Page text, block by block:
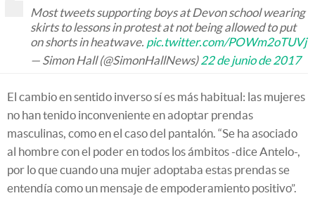
Most tweets supporting boys at Devon school wearing
skirts to lessons in protest at not being allowed to put
on shorts in heatwave. pic.twitter.com/POWm2oTUVj
— Simon Hall (@SimonHallNews) 22 de junio de 2017
El cambio en sentido inverso sí es más habitual: las mujeres
no han tenido inconveniente en adoptar prendas
masculinas, como en el caso del pantalón. “Se ha asociado
al hombre con el poder en todos los ámbitos -dice Antelo-,
por lo que cuando una mujer adoptaba estas prendas se
entendía como un mensaje de empoderamiento positivo”.